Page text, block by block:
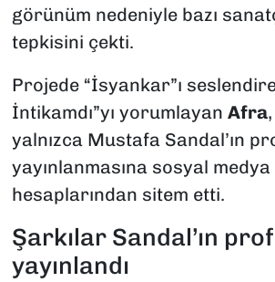
görünüm nedeniyle bazı
tepkisini çekti.
Projede “İsyankar”ı
İntikamdı”yı yorumlayan Afra
yalnızca Mustafa Sandal’ın
yayınlanmasına sosyal medya
hesaplarından sitem etti.
Şarkılar Sandal’ın
yayınlandı